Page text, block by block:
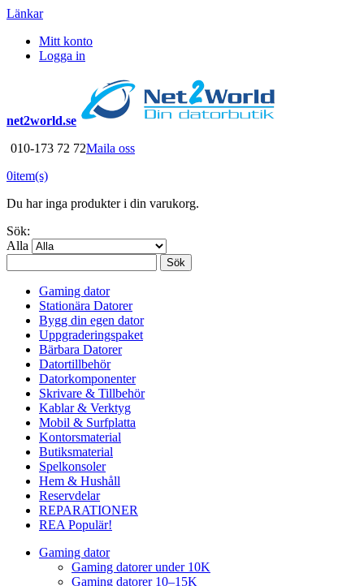
Länkar
Mitt konto
Logga in
net2world.se
010-173 72 72Maila oss
0item(s)
Du har inga produkter i din varukorg.
Sök:
Alla
Sök
Gaming dator
Stationära Datorer
Bygg din egen dator
Uppgraderingspaket
Bärbara Datorer
Datortillbehör
Datorkomponenter
Skrivare & Tillbehör
Kablar & Verktyg
Mobil & Surfplatta
Kontorsmaterial
Butiksmaterial
Spelkonsoler
Hem & Hushåll
Reservdelar
REPARATIONER
REA Populär!
Gaming dator
Gaming datorer under 10K
Gaming datorer 10–15K